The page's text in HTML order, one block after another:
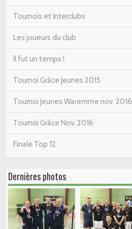
Tournois et Interclubs
Les joueurs du club
Il fut un temps !
Tournoi Grâce Jeunes 2015
Tournoi Jeunes Waremme nov. 2016
Tournoi Grâce Nov. 2016
Finale Top 12
Dernières photos